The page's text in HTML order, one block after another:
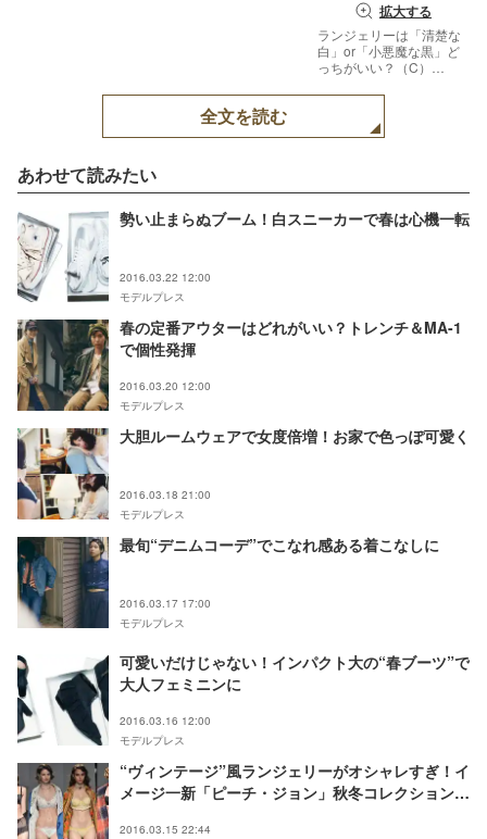
拡大する
ランジェリーは「清楚な
白」or「小悪魔な黒」ど
っちがいい？（C）
全文を読む
あわせて読みたい
勢い止まらぬブーム！白スニーカーで春は心機一転
2016.03.22 12:00
モデルプレス
春の定番アウターはどれがいい？トレンチ＆MA-1
で個性発揮
2016.03.20 12:00
モデルプレス
大胆ルームウェアで女度倍増！お家で色っぽ可愛く
2016.03.18 21:00
モデルプレス
最旬“デニムコーデ”でこなれ感ある着こなしに
2016.03.17 17:00
モデルプレス
可愛いだけじゃない！インパクト大の“春ブーツ”で
大人フェミニンに
2016.03.16 12:00
モデルプレス
“ヴィンテージ”風ランジェリーがオシャレすぎ！イ
メージ一新「ピーチ・ジョン」秋冬コレクションが
2016.03.15 22:44